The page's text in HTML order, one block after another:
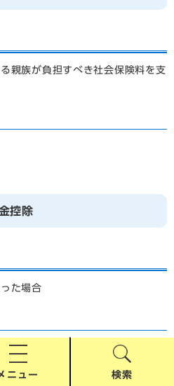
ニュー 検索
親族が負担すべき社会保険料を支
控除
た場合